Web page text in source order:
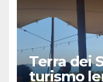
Terra dei
turismo